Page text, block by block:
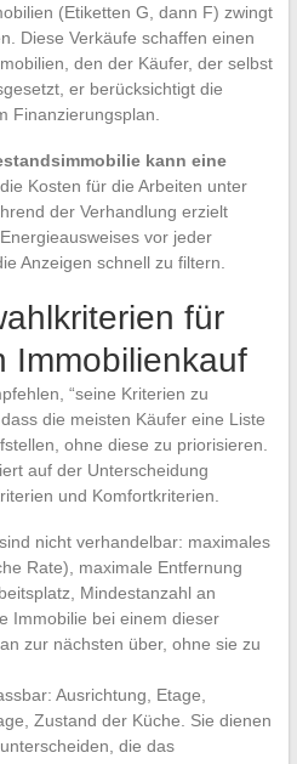
(Etiketten G, dann F) zwingt
Diese Verkäufe schaffen einen
den der Käufer, der selbst
er berücksichtigt die
Finanzierungsplan.
kann eine
die Kosten für die Arbeiten unter
der Verhandlung erzielt
vor jeder
Anzeigen schnell zu filtern.
für
Immobilienkauf
“seine Kriterien zu
die meisten Käufer eine Liste
ohne diese zu priorisieren.
auf der Unterscheidung
und Komfortkriterien.
nicht verhandelbar: maximales
Rate), maximale Entfernung
Mindestanzahl an
Immobilie bei einem dieser
zur nächsten über, ohne sie zu
Ausrichtung, Etage,
Zustand der Küche. Sie dienen
die das